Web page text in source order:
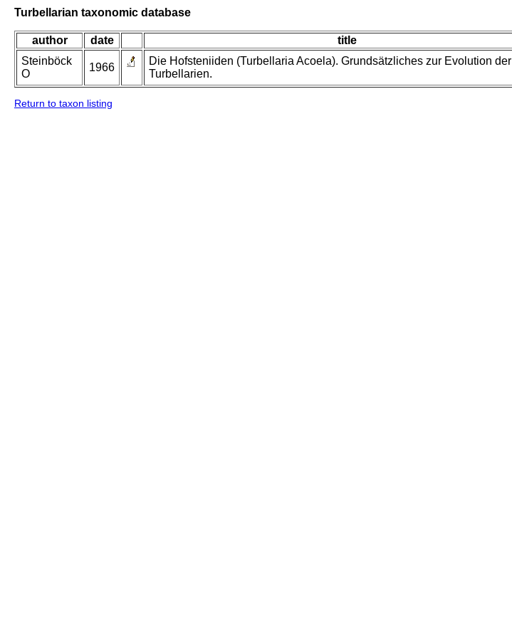
Turbellarian taxonomic database
author date title
Steinböck
O
1966
Die Hofsteniiden (Turbellaria Acoela). Grundsätzliches zur Evolution der
Turbellarien.
Return to taxon listing